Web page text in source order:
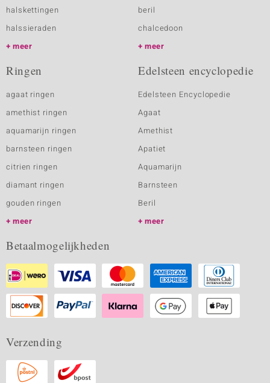
halskettingen
halssieraden
meer
beril
chalcedoon
meer
Ringen
agaat ringen
amethist ringen
aquamarijn ringen
barnsteen ringen
citrien ringen
diamant ringen
gouden ringen
meer
Edelsteen encyclopedie
Edelsteen Encyclopedie
Agaat
Amethist
Apatiet
Aquamarijn
Barnsteen
Beril
meer
Betaalmogelijkheden
Verzending